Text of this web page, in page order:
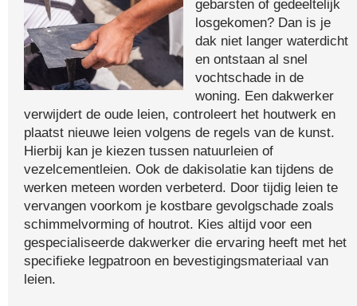
gebarsten of gedeeltelijk
losgekomen? Dan is je
dak niet langer waterdicht
en ontstaan al snel
vochtschade in de
woning. Een dakwerker
verwijdert de oude leien, controleert het houtwerk en
plaatst nieuwe leien volgens de regels van de kunst.
Hierbij kan je kiezen tussen natuurleien of
vezelcementleien. Ook de dakisolatie kan tijdens de
werken meteen worden verbeterd. Door tijdig leien te
vervangen voorkom je kostbare gevolgschade zoals
schimmelvorming of houtrot. Kies altijd voor een
gespecialiseerde dakwerker die ervaring heeft met het
specifieke legpatroon en bevestigingsmateriaal van
leien.